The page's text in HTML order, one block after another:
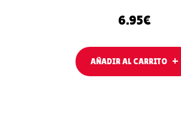
6.95€
AÑADIR AL CARRITO